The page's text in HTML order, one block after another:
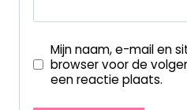
Mijn naam, e-mail en
browser voor de
een reactie plaats.